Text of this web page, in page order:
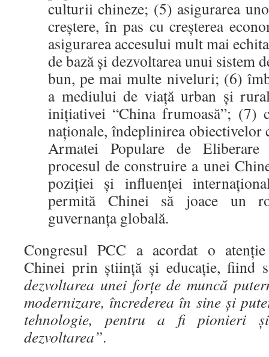
culturii chineze; (5) asigurarea
creștere, în pas cu creșterea
asigurarea accesului mult mai
de bază și dezvoltarea unui sistem
bun, pe mai multe niveluri; (6)
a mediului de viață urban și
inițiativei “China frumoasă”; (7)
naționale, îndeplinirea obiectivelor
Armatei Populare de
procesul de construire a unei
poziției și influenței
permită Chinei să joace un
guvernanța globală.
Congresul PCC a acordat o
Chinei prin știință și educație, fiind
dezvoltarea unei forțe de muncă
modernizare, încrederea în sine și
tehnologie, pentru a fi pionieri
dezvoltarea”.